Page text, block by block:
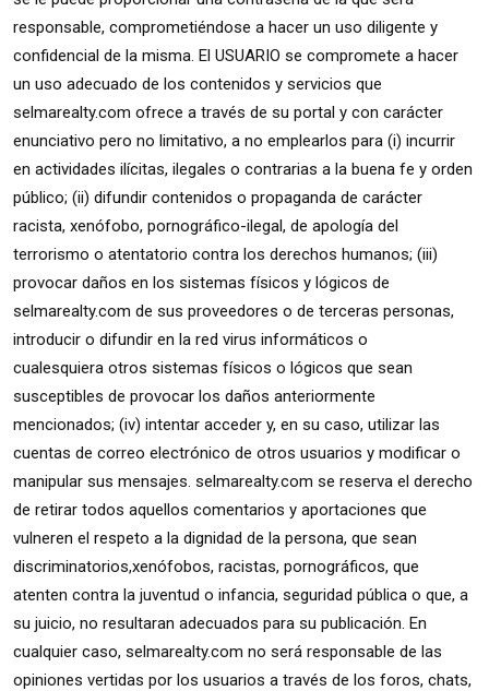
responsable, comprometiéndose a hacer un uso diligente y
confidencial de la misma. El USUARIO se compromete a hacer
un uso adecuado de los contenidos y servicios que
selmarealty.com ofrece a través de su portal y con carácter
enunciativo pero no limitativo, a no emplearlos para (i) incurrir
en actividades ilícitas, ilegales o contrarias a la buena fe y orden
público; (ii) difundir contenidos o propaganda de carácter
racista, xenófobo, pornográfico-ilegal, de apología del
terrorismo o atentatorio contra los derechos humanos; (iii)
provocar daños en los sistemas físicos y lógicos de
selmarealty.com de sus proveedores o de terceras personas,
introducir o difundir en la red virus informáticos o
cualesquiera otros sistemas físicos o lógicos que sean
susceptibles de provocar los daños anteriormente
mencionados; (iv) intentar acceder y, en su caso, utilizar las
cuentas de correo electrónico de otros usuarios y modificar o
manipular sus mensajes. selmarealty.com se reserva el derecho
de retirar todos aquellos comentarios y aportaciones que
vulneren el respeto a la dignidad de la persona, que sean
discriminatorios,xenófobos, racistas, pornográficos, que
atenten contra la juventud o infancia, seguridad pública o que, a
su juicio, no resultaran adecuados para su publicación. En
cualquier caso, selmarealty.com no será responsable de las
opiniones vertidas por los usuarios a través de los foros, chats,